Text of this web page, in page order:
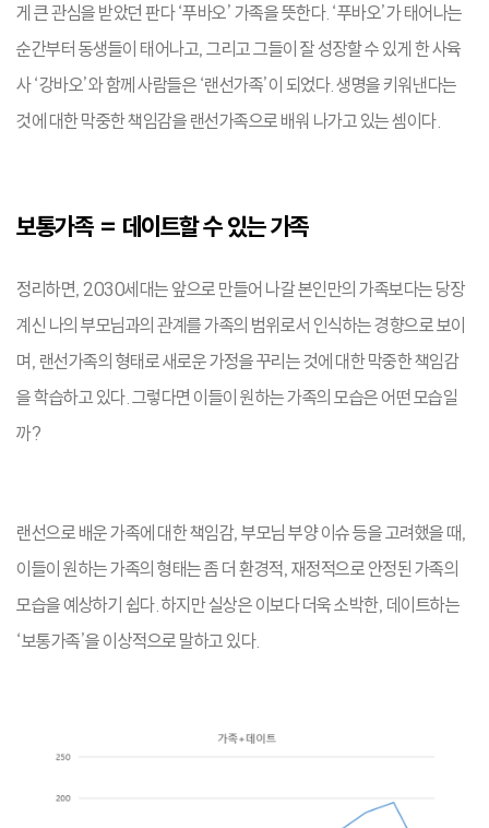
게 큰 관심을 받았던 판다 ‘푸바오’ 가족을 뜻한다. ‘푸바오’가 태어나는
순간부터 동생들이 태어나고, 그리고 그들이 잘 성장할 수 있게 한 사육
사 ‘강바오’와 함께 사람들은 ‘랜선가족’이 되었다. 생명을 키워낸다는
것에 대한 막중한 책임감을 랜선가족으로 배워 나가고 있는 셈이다.
보통가족 = 데이트할 수 있는 가족
정리하면, 2030세대는 앞으로 만들어 나갈 본인만의 가족보다는 당장
계신 나의 부모님과의 관계를 가족의 범위로서 인식하는 경향으로 보이
며, 랜선가족의 형태로 새로운 가정을 꾸리는 것에 대한 막중한 책임감
을 학습하고 있다. 그렇다면 이들이 원하는 가족의 모습은 어떤 모습일
까?
랜선으로 배운 가족에 대한 책임감, 부모님 부양 이슈 등을 고려했을 때,
이들이 원하는 가족의 형태는 좀 더 환경적, 재정적으로 안정된 가족의
모습을 예상하기 쉽다. 하지만 실상은 이보다 더욱 소박한, 데이트하는
‘보통가족’을 이상적으로 말하고 있다.